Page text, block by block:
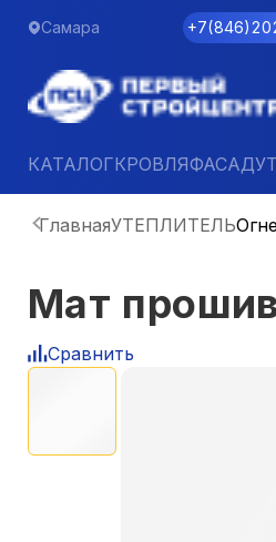
Самара +7(846)
КАТАЛОГКРОВЛЯФАСАД
ГлавнаяУТЕПЛИТЕЛЬ
Мат
Сравнить